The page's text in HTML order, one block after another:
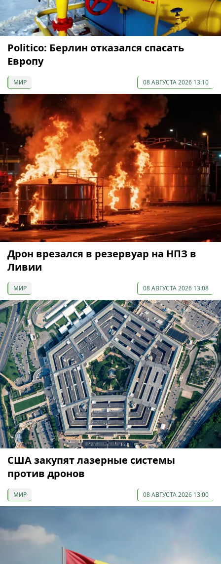
Politico: Берлин отказался спасать
Европу
МИР 08 АВГУСТА 2026 13:10
Дрон врезался в резервуар на НПЗ в
Ливии
МИР 08 АВГУСТА 2026 13:08
США закупят лазерные системы
против дронов
МИР 08 АВГУСТА 2026 13:00